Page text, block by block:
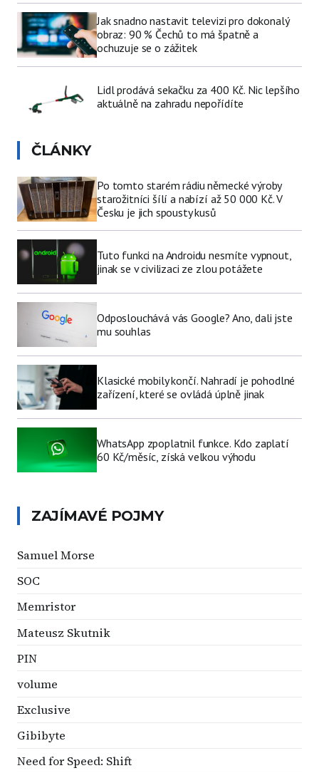
Jak snadno nastavit televizi pro dokonalý
obraz: 90 % Čechů to má špatně a
ochuzuje se o zážitek
Lidl prodává sekačku za 400 Kč. Nic lepšího
aktuálně na zahradu nepořídíte
ČLÁNKY
Po tomto starém rádiu německé výroby
starožitníci šílí a nabízí až 50 000 Kč. V
Česku je jich spousty kusů
Tuto funkci na Androidu nesmíte vypnout,
jinak se v civilizaci ze zlou potážete
Odposlouchává vás Google? Ano, dali jste
mu souhlas
Klasické mobily končí. Nahradí je pohodlné
zařízení, které se ovládá úplně jinak
WhatsApp zpoplatnil funkce. Kdo zaplatí
60 Kč/měsíc, získá velkou výhodu
ZAJÍMAVÉ POJMY
Samuel Morse
SOC
Memristor
Mateusz Skutnik
PIN
volume
Exclusive
Gibibyte
Need for Speed: Shift